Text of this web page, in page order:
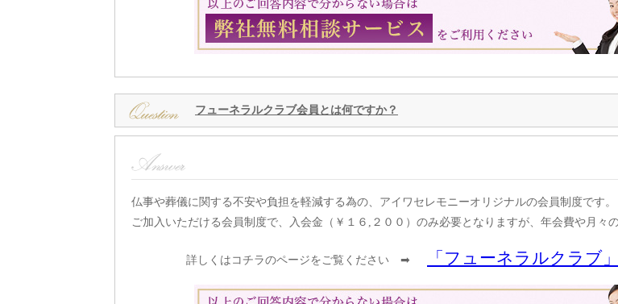
フューネラルクラブ会員とは何ですか？
仏事や葬儀に関する不安や負担を軽減する為の、アイワセレモニーオリジナルの会員制度です
ご加入いただける会員制度で、入会金（￥１６,２００）のみ必要となりますが、年会費や月々
詳しくはコチラのページをご覧ください ➡ 「フューネラルクラブ